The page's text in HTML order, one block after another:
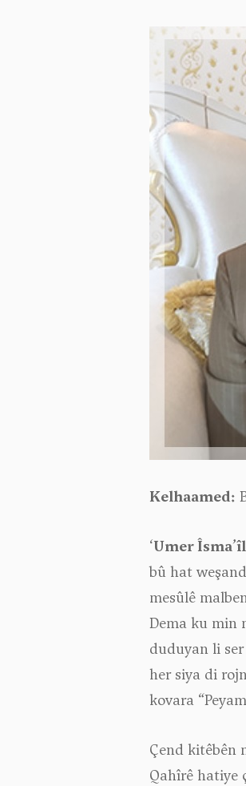
Kelhaamed:
‘Umer
bû hat
mesûlê
Dema ku min
duduyan li
her siya di
kovara
Çend kitêbên
Qahîrê hatiye